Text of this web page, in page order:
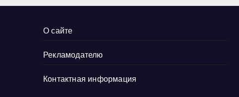
О сайте
Рекламодателю
Контактная информация